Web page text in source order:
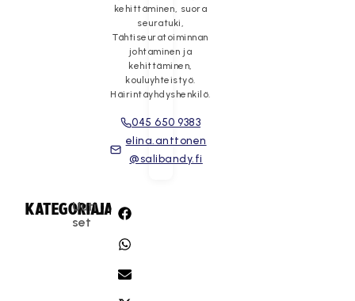
kehittäminen, suora
seuratuki,
Tähtiseuratoiminnan
johtaminen ja
kehittäminen,
kouluyhteistyö.
Häirintäyhdyshenkilö.
045 650 9383
elina.anttonen
@salibandy.fi
KATEGORIA:
Uuti
set
JAA: